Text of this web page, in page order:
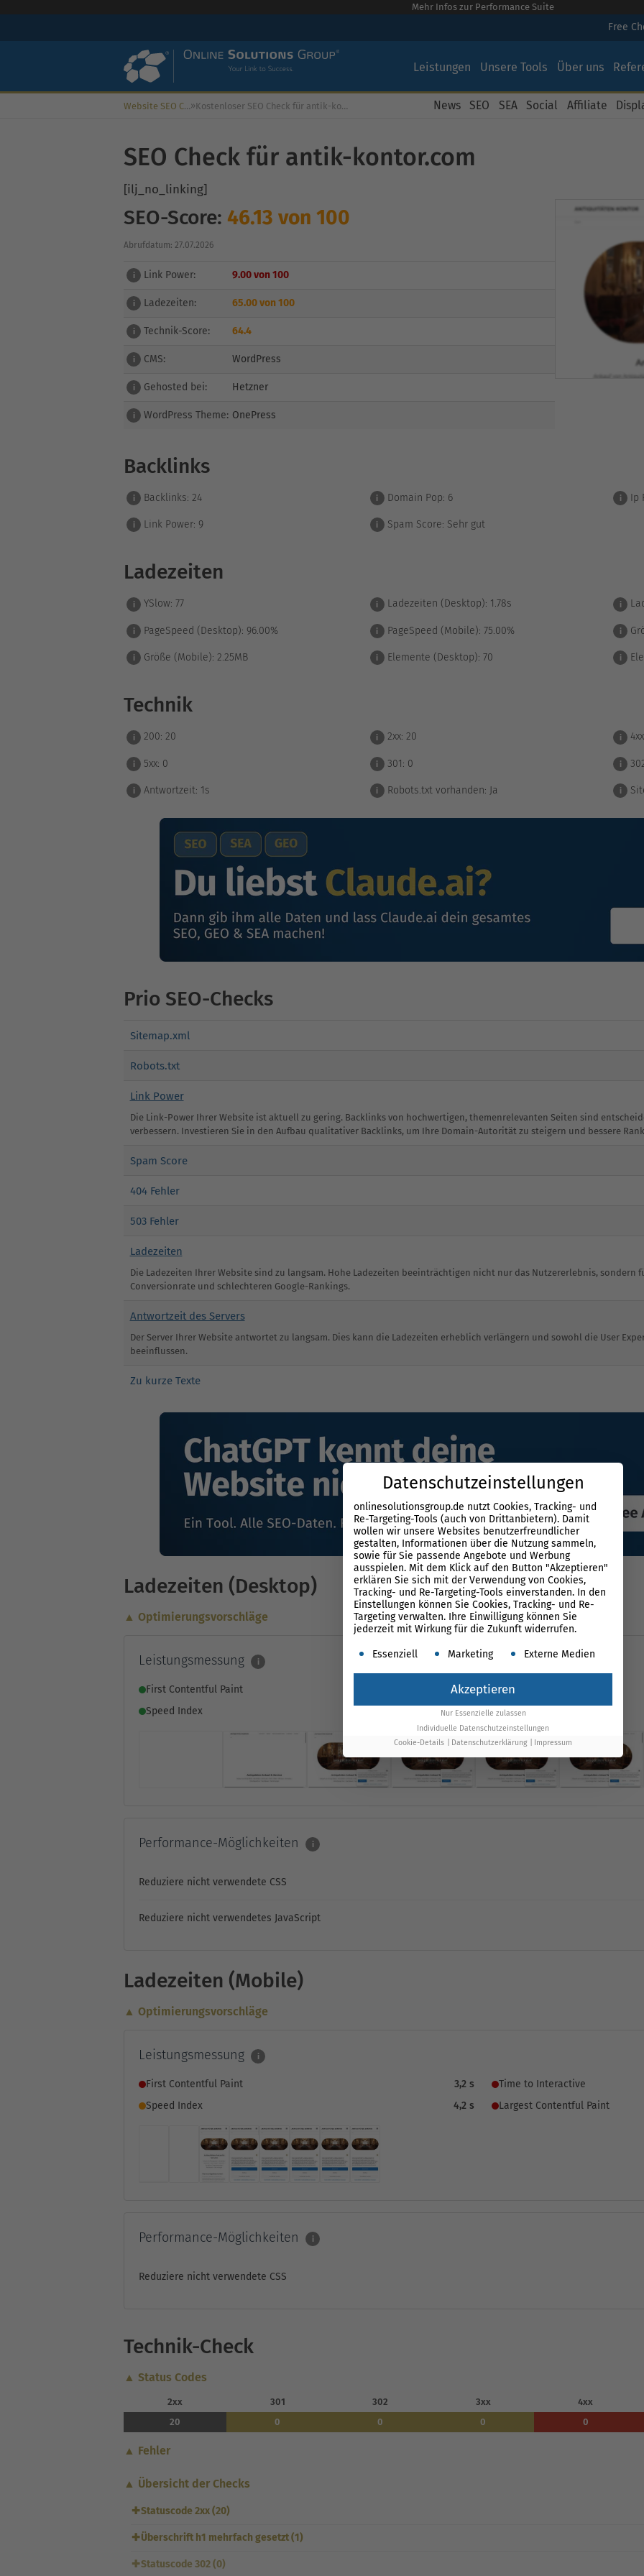
Mehr Infos zur Performance Suite
Free
Leistungen Unsere Tools Über uns
Website SEO Check» Kostenloser SEO Check für antik-kontor.com News SEO SEA Social Affiliate
SEO Check für antik-kontor.com
[ilj_no_linking]
SEO-Score: 46.13 von 100
Abrufdatum: 27.07.2026
i Link Power: 9.00 von 100
i Ladezeiten: 65.00 von 100
i Technik-Score: 64.4
i CMS: WordPress
i Gehosted bei: Hetzner
i WordPress Theme: OnePress
Backlinks
i Backlinks: 24 i Domain Pop: 6 i Ip
i Link Power: 9 i Spam Score: Sehr gut
Ladezeiten
i YSlow: 77 i Ladezeiten (Desktop): 1.78s i
i PageSpeed (Desktop): 96.00% i PageSpeed (Mobile): 75.00% i
i Größe (Mobile): 2.25MB i Elemente (Desktop): 70 i
Technik
i 200: 20 i 2xx: 20 i
i 5xx: 0 i 301: 0 i
i Antwortzeit: 1s i Robots.txt vorhanden: Ja i
Prio SEO-Checks
Sitemap.xml
Robots.txt
Link Power
Die Link-Power Ihrer Website ist aktuell zu gering. Backlinks von hochwertigen, themenrelevanten Seiten sind
verbessern. Investieren Sie in den Aufbau qualitativer Backlinks, um Ihre Domain-Autorität zu steigern und bessere
Spam Score
404 Fehler
503 Fehler
Ladezeiten
Die Ladezeiten Ihrer Website sind zu langsam. Hohe Ladezeiten beeinträchtigen nicht nur das Nutzererlebnis, sondern
Conversionrate und schlechteren Google-Rankings.
Antwortzeit des Servers
Der Server Ihrer Website antwortet zu langsam. Dies kann die Ladezeiten erheblich verlängern und sowohl die User
beeinflussen.
Zu kurze Texte
Ladezeiten (Desktop)
▲ Optimierungsvorschläge
Leistungsmessung i
First Contentful Paint 0,8 s Time to Interactive
Speed Index
1,2 s Largest Contentful Paint
Performance-Möglichkeiten i
Reduziere nicht verwendete CSS
Reduziere nicht verwendetes JavaScript
Ladezeiten (Mobile)
▲ Optimierungsvorschläge
Leistungsmessung i
First Contentful Paint 3,2 s Time to Interactive
Speed Index
4,2 s Largest Contentful Paint
Performance-Möglichkeiten i
Reduziere nicht verwendete CSS
Technik-Check
▲ Status Codes
2xx 301 302 3xx 4xx
20
0 0 0 0
▲ Fehler
▲ Übersicht der Checks
✚Statuscode 2xx (20)
✚Überschrift h1 mehrfach gesetzt (1)
✚Statuscode 302 (0)
Datenschutzeinstellungen
onlinesolutionsgroup.de nutzt Cookies, Tracking- und
Re-Targeting-Tools (auch von Drittanbietern). Damit
wollen wir unsere Websites benutzerfreundlicher
gestalten, Informationen über die Nutzung sammeln,
sowie für Sie passende Angebote und Werbung
ausspielen. Mit dem Klick auf den Button "Akzeptieren"
erklären Sie sich mit der Verwendung von Cookies,
Tracking- und Re-Targeting-Tools einverstanden. In den
Einstellungen können Sie Cookies, Tracking- und Re-
Targeting verwalten. Ihre Einwilligung können Sie
jederzeit mit Wirkung für die Zukunft widerrufen.
Es folgt eine Liste der Service-Gruppen, für die
Essenziell Marketing Externe Medien
Akzeptieren
Nur Essenzielle zulassen
Individuelle Datenschutzeinstellungen
Cookie-Details
Datenschutzerklärung Impressum